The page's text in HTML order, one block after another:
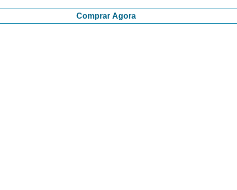
Comprar Agora